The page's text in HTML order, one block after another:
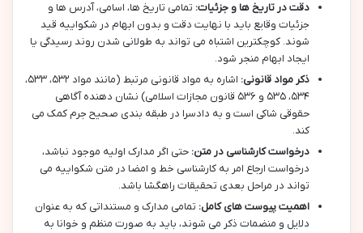
دقت در تاریخ ها و جزئیات: تمامی تاریخ ها، اسامی، آدرس ها و
جزئیات وقایع باید با نهایت دقت و بدون ابهام در شکواییه قید
شوند. کوچکترین اشتباه می تواند به طولانی شدن روند رسیدگی یا
ایجاد ابهام منجر شود.
ذکر مواد قانونی:
اشاره به مواد قانونی مرتبط (مانند مواد ۵۳۲، ۵۳۳،
۵۳۴، ۵۳۵ و ۵۳۶ قانون مجازات اسلامی) نشان دهنده آگاهی
حقوقی شاکی است و به دادسرا در طبقه بندی صحیح جرم کمک می
کند.
درخواست کارشناسی در متن: حتی اگر مدارک اولیه موجود نباشد،
درخواست ارجاع امر به کارشناسی خط و امضا در متن شکواییه می
تواند در مراحل بعدی تحقیقات راهگشا باشد.
اهمیت پیوست های کامل: تمامی مدارک و مستنداتی که به عنوان
دلایل و منضمات ذکر می شوند، باید به صورت منظم و خوانا به